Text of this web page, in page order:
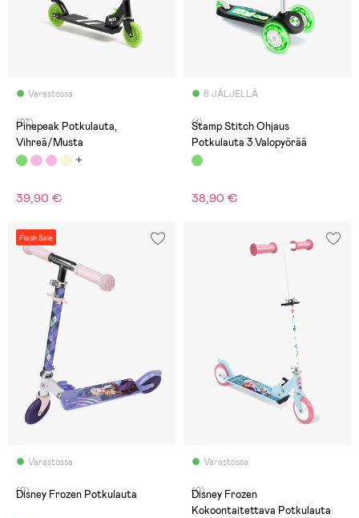
Varastossa
(27)
Pinepeak Potkulauta,
Vihreä/Musta
39,90 €
6 JÄLJELLÄ
(1)
Stamp Stitch Ohjaus
Potkulauta 3 Valopyörää
38,90 €
Flash Sale
Varastossa
(0)
Disney Frozen Potkulauta
Varastossa
(0)
Disney Frozen
Kokoontaitettava Potkulauta